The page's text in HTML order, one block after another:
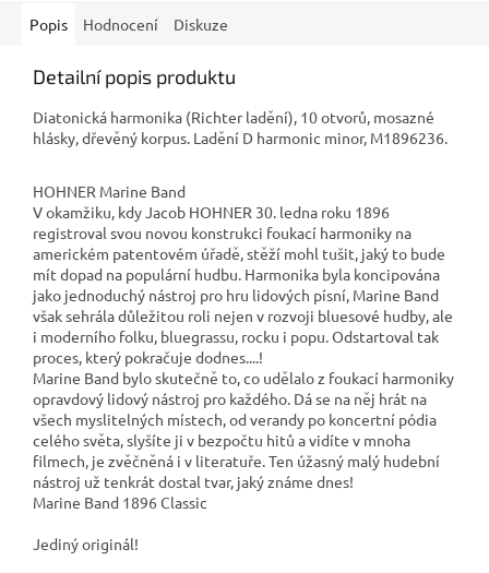
Popis Hodnocení Diskuze
Detailní popis produktu
Diatonická harmonika (Richter ladění), 10 otvorů, mosazné
hlásky, dřevěný korpus. Ladění D harmonic minor, M1896236.
HOHNER Marine Band
V okamžiku, kdy Jacob HOHNER 30. ledna roku 1896
registroval svou novou konstrukci foukací harmoniky na
americkém patentovém úřadě, stěží mohl tušit, jaký to bude
mít dopad na populární hudbu. Harmonika byla koncipována
jako jednoduchý nástroj pro hru lidových písní, Marine Band
však sehrála důležitou roli nejen v rozvoji bluesové hudby, ale
i moderního folku, bluegrassu, rocku i popu. Odstartoval tak
proces, který pokračuje dodnes....!
Marine Band bylo skutečně to, co udělalo z foukací harmoniky
opravdový lidový nástroj pro každého. Dá se na něj hrát na
všech myslitelných místech, od verandy po koncertní pódia
celého světa, slyšíte ji v bezpočtu hitů a vidíte v mnoha
filmech, je zvěčněná i v literatuře. Ten úžasný malý hudební
nástroj už tenkrát dostal tvar, jaký známe dnes!
Marine Band 1896 Classic
Jediný originál!